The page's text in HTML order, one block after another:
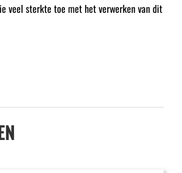
veel sterkte toe met het verwerken van dit